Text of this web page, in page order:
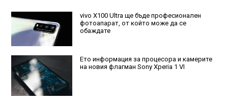
vivo X100 Ultra ще бъде професионален
фотоапарат, от който може да се
обаждате
Ето информация за процесора и камерите
на новия флагман Sony Xperia 1 VI